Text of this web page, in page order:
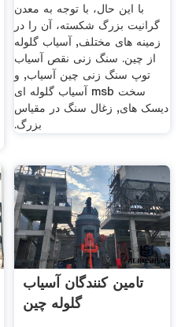
با این حال، با توجه به معدن
گرانیت بزرگ شکسته، آن را در
زمینه های مختلف, آسیاب گلوله
از چین. سنگ زنی نقص آسیاب
توپ ‫سنگ زنی چین آسیاب, و
سخت msb آسیاب گلوله ای
دیسک های, زغال سنگ در مقیاس
بزرگ.
تامین کنندگان آسیاب
گلوله چین